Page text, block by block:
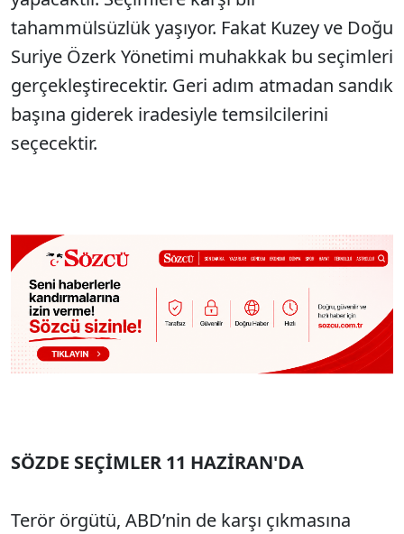
tahammülsüzlük yaşıyor. Fakat Kuzey ve Doğu
Suriye Özerk Yönetimi muhakkak bu seçimleri
gerçekleştirecektir. Geri adım atmadan sandık
başına giderek iradesiyle temsilcilerini
seçecektir.
SÖZDE SEÇİMLER 11 HAZİRAN'DA
Terör örgütü, ABD’nin de karşı çıkmasına